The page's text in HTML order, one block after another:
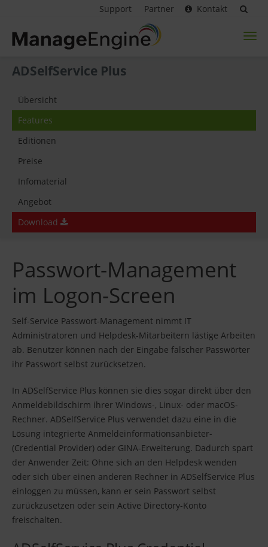
Support Partner Kontakt
ADSelfService Plus
Übersicht
Features
Editionen
Preise
Infomaterial
Angebot
Download
Passwort-Management
im Logon-Screen
Self-Service Passwort-Management nimmt IT
Administratoren und Helpdesk-Mitarbeitern lästige Arbeiten
ab. Benutzer können nach der Eingabe falscher Passwörter
ihr Passwort selbst zurücksetzen.
In ADSelfService Plus können sie dies sogar direkt über den
Anmeldebildschirm ihrer Windows-, Linux- oder macOS-
Rechner. ADSelfService Plus verwendet dazu eine in die
Lösung integrierte Anmeldeinformationsanbieter-
(Credential Provider) oder GINA-Erweiterung. Dadurch spart
der Anwender Zeit: Ohne sich an den Helpdesk wenden
oder sich über einen anderen Rechner in ADSelfService Plus
einloggen zu müssen, kann er sein Passwort selbst
zurückzusetzen oder sein Active Directory-Konto
freischalten.